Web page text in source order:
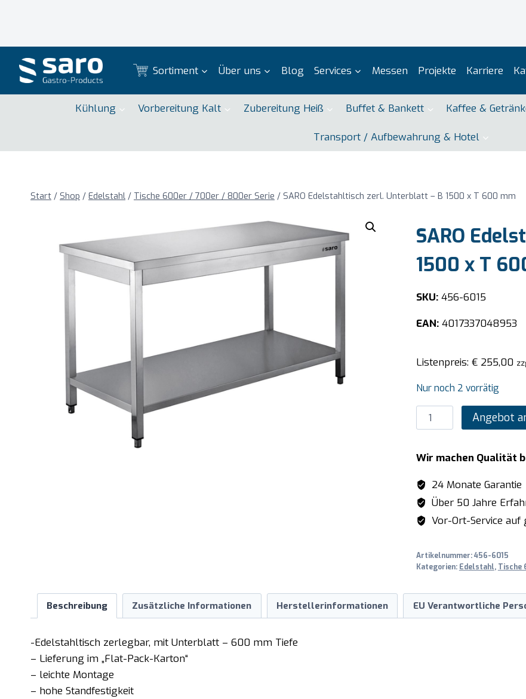
Sortiment Über uns Blog Services Messen Projekte Karriere
Kühlung Vorbereitung Kalt Zubereitung Heiß Buffet & Bankett Kaffee &
Transport / Aufbewahrung & Hotel
Start / Shop / Edelstahl / Tische 600er / 700er / 800er Serie / SARO Edelstahltisch zerl. Unterblatt – B 1500 x T 600 mm
SARO
1500 x T
SKU:456-6015
EAN:4017337048953
Listenpreis: €255,00
Nur noch 2 vorrätig
SARO
Edelstahltisch
Unterblatt
-
B
1500
x
600
mm
Menge
Angebot
Wir machen Qualität
24 Monate Garantie
Über 50 Jahre
Vor-Ort-Service auf
Artikelnummer:456-6015
Kategorien: Edelstahl, Tische
Beschreibung Zusätzliche Informationen Herstellerinformationen EU Verantwortliche
-Edelstahltisch zerlegbar, mit Unterblatt – 600 mm Tiefe
– Lieferung im „Flat-Pack-Karton“
– leichte Montage
– hohe Standfestigkeit